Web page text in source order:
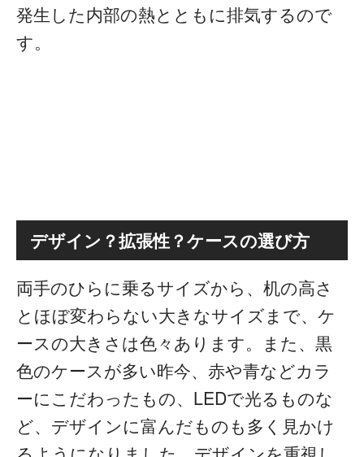
発生した内部の熱とともに排気するので
す。
デザイン？拡張性？ケースの選び方
両手のひらに乗るサイズから、机の高さ
とほぼ変わらない大きなサイズまで、ケ
ースの大きさは色々あります。また、黒
色のケースが多い昨今、赤や青などカラ
ーにこだわったもの、LEDで光るものな
ど、デザインに富んだものも多く見かけ